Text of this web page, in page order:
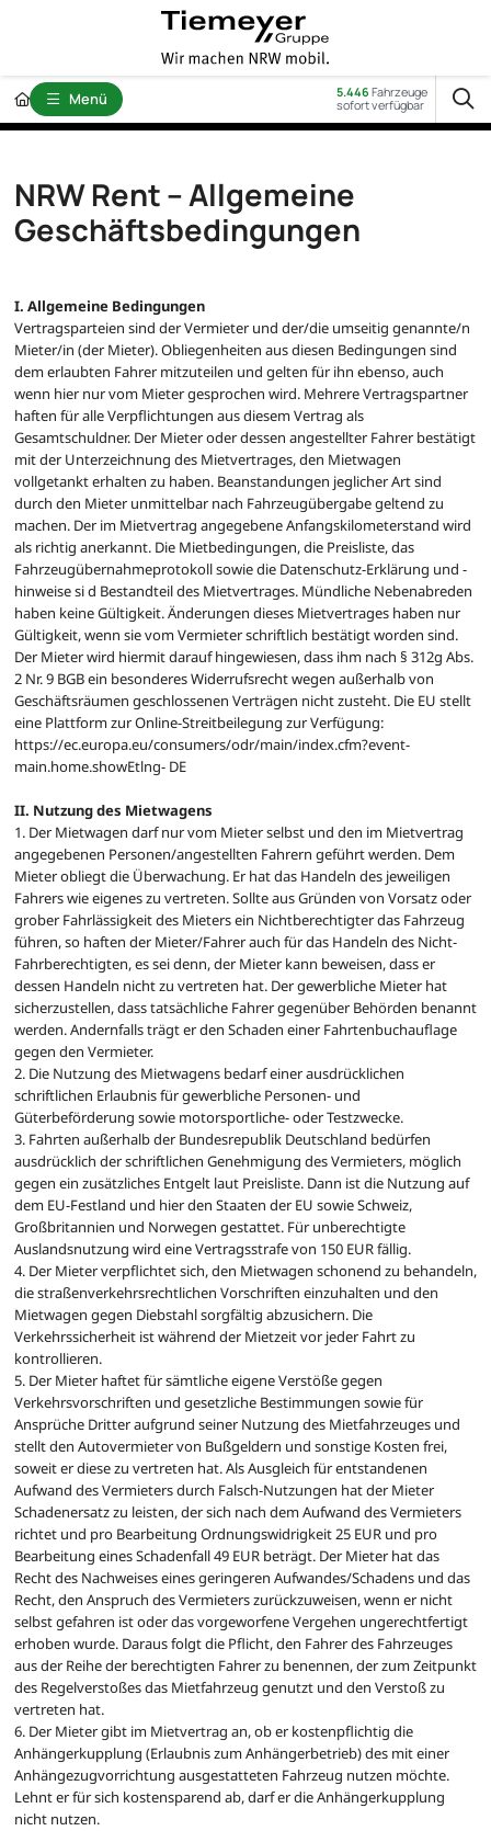
Menü 5.446Fahrzeuge
sofort verfügbar
NRW Rent – Allgemeine
Geschäftsbedingungen
I. Allgemeine Bedingungen
Vertragsparteien sind der Vermieter und der/die umseitig genannte/n
Mieter/in (der Mieter). Obliegenheiten aus diesen Bedingungen sind
dem erlaubten Fahrer mitzuteilen und gelten für ihn ebenso, auch
wenn hier nur vom Mieter gesprochen wird. Mehrere Vertragspartner
haften für alle Verpflichtungen aus diesem Vertrag als
Gesamtschuldner. Der Mieter oder dessen angestellter Fahrer bestätigt
mit der Unterzeichnung des Mietvertrages, den Mietwagen
vollgetankt erhalten zu haben. Beanstandungen jeglicher Art sind
durch den Mieter unmittelbar nach Fahrzeugübergabe geltend zu
machen. Der im Mietvertrag angegebene Anfangskilometerstand wird
als richtig anerkannt. Die Mietbedingungen, die Preisliste, das
Fahrzeugübernahmeprotokoll sowie die Datenschutz-Erklärung und -
hinweise si d Bestandteil des Mietvertrages. Mündliche Nebenabreden
haben keine Gültigkeit. Änderungen dieses Mietvertrages haben nur
Gültigkeit, wenn sie vom Vermieter schriftlich bestätigt worden sind.
Der Mieter wird hiermit darauf hingewiesen, dass ihm nach § 312g Abs.
2 Nr. 9 BGB ein besonderes Widerrufsrecht wegen außerhalb von
Geschäftsräumen geschlossenen Verträgen nicht zusteht. Die EU stellt
eine Plattform zur Online-Streitbeilegung zur Verfügung:
https://ec.europa.eu/consumers/odr/main/index.cfm?event-
main.home.showEtlng- DE
II. Nutzung des Mietwagens
1. Der Mietwagen darf nur vom Mieter selbst und den im Mietvertrag
angegebenen Personen/angestellten Fahrern geführt werden. Dem
Mieter obliegt die Überwachung. Er hat das Handeln des jeweiligen
Fahrers wie eigenes zu vertreten. Sollte aus Gründen von Vorsatz oder
grober Fahrlässigkeit des Mieters ein Nichtberechtigter das Fahrzeug
führen, so haften der Mieter/Fahrer auch für das Handeln des Nicht-
Fahrberechtigten, es sei denn, der Mieter kann beweisen, dass er
dessen Handeln nicht zu vertreten hat. Der gewerbliche Mieter hat
sicherzustellen, dass tatsächliche Fahrer gegenüber Behörden benannt
werden. Andernfalls trägt er den Schaden einer Fahrtenbuchauflage
gegen den Vermieter.
2. Die Nutzung des Mietwagens bedarf einer ausdrücklichen
schriftlichen Erlaubnis für gewerbliche Personen- und
Güterbeförderung sowie motorsportliche- oder Testzwecke.
3. Fahrten außerhalb der Bundesrepublik Deutschland bedürfen
ausdrücklich der schriftlichen Genehmigung des Vermieters, möglich
gegen ein zusätzliches Entgelt laut Preisliste. Dann ist die Nutzung auf
dem EU-Festland und hier den Staaten der EU sowie Schweiz,
Großbritannien und Norwegen gestattet. Für unberechtigte
Auslandsnutzung wird eine Vertragsstrafe von 150 EUR fällig.
4. Der Mieter verpflichtet sich, den Mietwagen schonend zu behandeln,
die straßenverkehrsrechtlichen Vorschriften einzuhalten und den
Mietwagen gegen Diebstahl sorgfältig abzusichern. Die
Verkehrssicherheit ist während der Mietzeit vor jeder Fahrt zu
kontrollieren.
5. Der Mieter haftet für sämtliche eigene Verstöße gegen
Verkehrsvorschriften und gesetzliche Bestimmungen sowie für
Ansprüche Dritter aufgrund seiner Nutzung des Mietfahrzeuges und
stellt den Autovermieter von Bußgeldern und sonstige Kosten frei,
soweit er diese zu vertreten hat. Als Ausgleich für entstandenen
Aufwand des Vermieters durch Falsch-Nutzungen hat der Mieter
Schadenersatz zu leisten, der sich nach dem Aufwand des Vermieters
richtet und pro Bearbeitung Ordnungswidrigkeit 25 EUR und pro
Bearbeitung eines Schadenfall 49 EUR beträgt. Der Mieter hat das
Recht des Nachweises eines geringeren Aufwandes/Schadens und das
Recht, den Anspruch des Vermieters zurückzuweisen, wenn er nicht
selbst gefahren ist oder das vorgeworfene Vergehen ungerechtfertigt
erhoben wurde. Daraus folgt die Pflicht, den Fahrer des Fahrzeuges
aus der Reihe der berechtigten Fahrer zu benennen, der zum Zeitpunkt
des Regelverstoßes das Mietfahrzeug genutzt und den Verstoß zu
vertreten hat.
6. Der Mieter gibt im Mietvertrag an, ob er kostenpflichtig die
Anhängerkupplung (Erlaubnis zum Anhängerbetrieb) des mit einer
Anhängezugvorrichtung ausgestatteten Fahrzeug nutzen möchte.
Lehnt er für sich kostensparend ab, darf er die Anhängerkupplung
nicht nutzen.